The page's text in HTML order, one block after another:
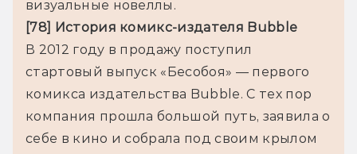
[78] История комикс-издателя Bubble
В 2012 году в продажу поступил
стартовый выпуск «Бесобоя» — первого
комикса издательства Bubble. С тех пор
компания прошла большой путь, заявила о
себе в кино и собрала под своим крылом